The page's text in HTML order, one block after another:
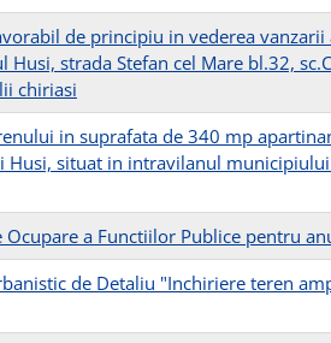
de principiu in vederea
strada Stefan cel Mare bl.32,
chiriasi
in suprafata de 340 mp
situat in intravilanul
Ocupare a Functiilor Publice pentru
de Detaliu "Inchiriere teren